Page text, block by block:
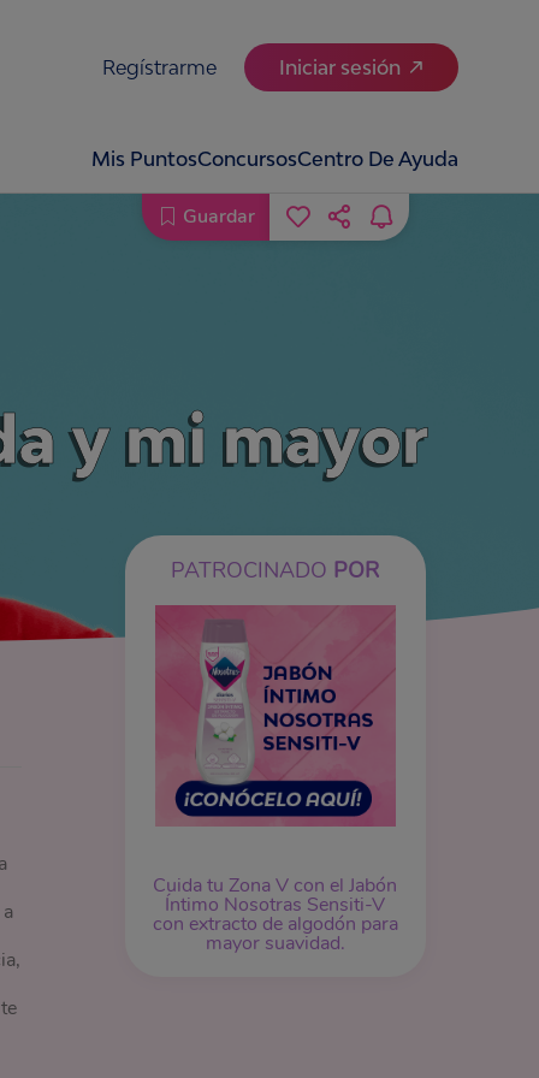
Regístrarme Iniciar sesión
Mis PuntosConcursosCentro De Ayuda
y mi mayor
PATROCINADO POR
Cuida tu Zona V con el Jabón
Íntimo Nosotras Sensiti-V
con extracto de algodón para
mayor suavidad.
Guardar